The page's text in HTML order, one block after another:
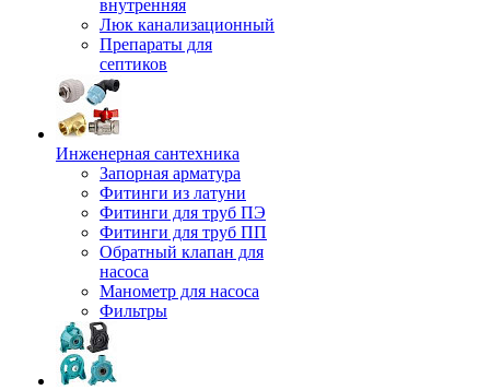
внутренняя
Люк канализационный
Препараты для
септиков
Инженерная сантехника
Запорная арматура
Фитинги из латуни
Фитинги для труб ПЭ
Фитинги для труб ПП
Обратный клапан для
насоса
Манометр для насоса
Фильтры